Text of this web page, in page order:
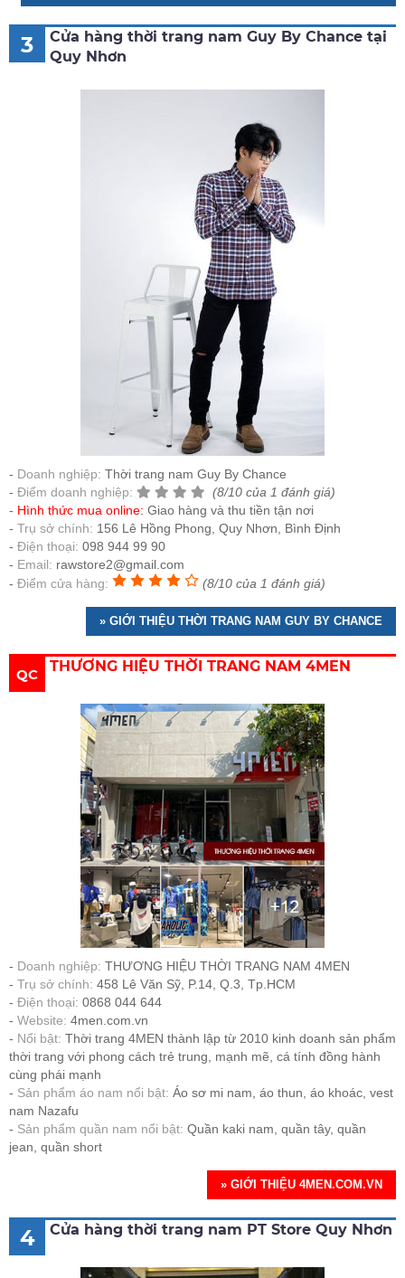
3
Cửa hàng thời trang nam Guy By Chance tại
Quy Nhơn
Doanh nghiệp: Thời trang nam Guy By Chance
Điểm doanh nghiệp:
(8/10 của 1 đánh giá)
Hình thức mua online: Giao hàng và thu tiền tận nơi
Trụ sở chính: 156 Lê Hồng Phong, Quy Nhơn, Bình Định
Điện thoại: 098 944 99 90
Email: rawstore2@gmail.com
Điểm cửa hàng:
(8/10 của 1 đánh giá)
» GIỚI THIỆU THỜI TRANG NAM GUY BY CHANCE
QC THƯƠNG HIỆU THỜI TRANG NAM 4MEN
Doanh nghiệp: THƯƠNG HIỆU THỜI TRANG NAM 4MEN
Trụ sở chính: 458 Lê Văn Sỹ, P.14, Q.3, Tp.HCM
Điện thoại: 0868 044 644
Website: 4men.com.vn
Nổi bật: Thời trang 4MEN thành lập từ 2010 kinh doanh sản phẩm
thời trang với phong cách trẻ trung, mạnh mẽ, cá tính đồng hành
cùng phái mạnh
Sản phẩm áo nam nổi bật: Áo sơ mi nam, áo thun, áo khoác, vest
nam Nazafu
Sản phẩm quần nam nổi bật: Quần kaki nam, quần tây, quần
jean, quần short
» GIỚI THIỆU 4MEN.COM.VN
4 Cửa hàng thời trang nam PT Store Quy Nhơn